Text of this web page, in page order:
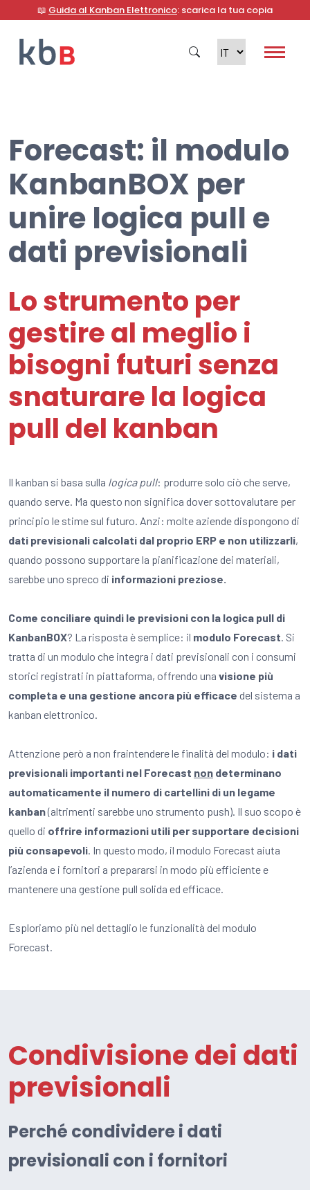
📖 Guida al Kanban Elettronico: scarica la tua copia
Cerca
Forecast: il modulo
KanbanBOX per
unire logica pull e
dati previsionali
Lo strumento per
gestire al meglio i
bisogni futuri senza
snaturare la logica
pull del kanban
Il kanban si basa sulla logica pull: produrre solo ciò che serve,
quando serve. Ma questo non significa dover sottovalutare per
principio le stime sul futuro. Anzi: molte aziende dispongono di
dati previsionali calcolati dal proprio ERP e non utilizzarli,
quando possono supportare la pianificazione dei materiali,
sarebbe uno spreco di informazioni preziose.
Come conciliare quindi le previsioni con la logica pull di
KanbanBOX? La risposta è semplice: il modulo Forecast. Si
tratta di un modulo che integra i dati previsionali con i consumi
storici registrati in piattaforma, offrendo una visione più
completa e una gestione ancora più efficace del sistema a
kanban elettronico.
Attenzione però a non fraintendere le finalità del modulo: i dati
previsionali importanti nel Forecast non determinano
automaticamente il numero di cartellini di un legame
kanban(altrimenti sarebbe uno strumento push). Il suo scopo è
quello di offrire informazioni utili per supportare decisioni
più consapevoli. In questo modo, il modulo Forecast aiuta
l’azienda e i fornitori a prepararsi in modo più efficiente e
mantenere una gestione pull solida ed efficace.
Esploriamo più nel dettaglio le funzionalità del modulo
Forecast.
Condivisione dei dati
previsionali
Perché condividere i dati
previsionali con i fornitori